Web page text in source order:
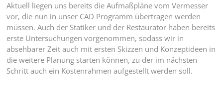
Aktuell liegen uns bereits die Aufmaßpläne vom Vermesser
vor, die nun in unser CAD Programm übertragen werden
müssen. Auch der Statiker und der Restaurator haben bereits
erste Untersuchungen vorgenommen, sodass wir in
absehbarer Zeit auch mit ersten Skizzen und Konzeptideen in
die weitere Planung starten können, zu der im nächsten
Schritt auch ein Kostenrahmen aufgestellt werden soll.